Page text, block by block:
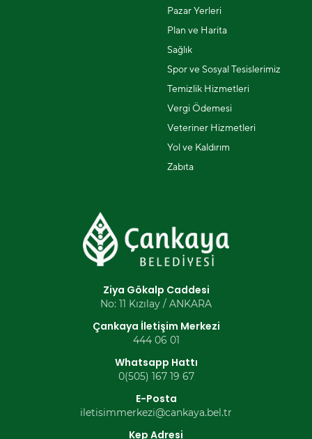
Pazar Yerleri
Plan ve Harita
Sağlık
Spor ve Sosyal Tesislerimiz
Temizlik Hizmetleri
Vergi Ödemesi
Veteriner Hizmetleri
Yol ve Kaldırım
Zabıta
Ziya Gökalp Caddesi
No: 11 Kızılay / ANKARA
Çankaya İletişim Merkezi
444 06 01
Whatsapp Hattı
0(505) 167 19 67
E-Posta
iletisimmerkezi@cankaya.bel.tr
Kep Adresi